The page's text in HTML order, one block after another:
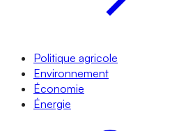
Politique agricole
Environnement
Économie
Énergie